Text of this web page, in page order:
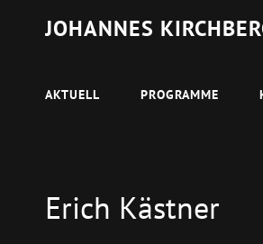
JOHANNES
AKTUELL PROGRAMME
Erich Kästner